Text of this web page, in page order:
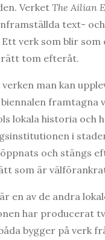
Verket The Ailian
text-
verk som blir
tom efteråt.
man kan
framtagna
lokala historia och
i
och stängs
som är
en av de andra
har producerat
bygger på verk